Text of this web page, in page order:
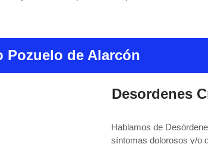
Pozuelo de Alarcón
Desordenes
Hablamos de
síntomas dolorosos y/o